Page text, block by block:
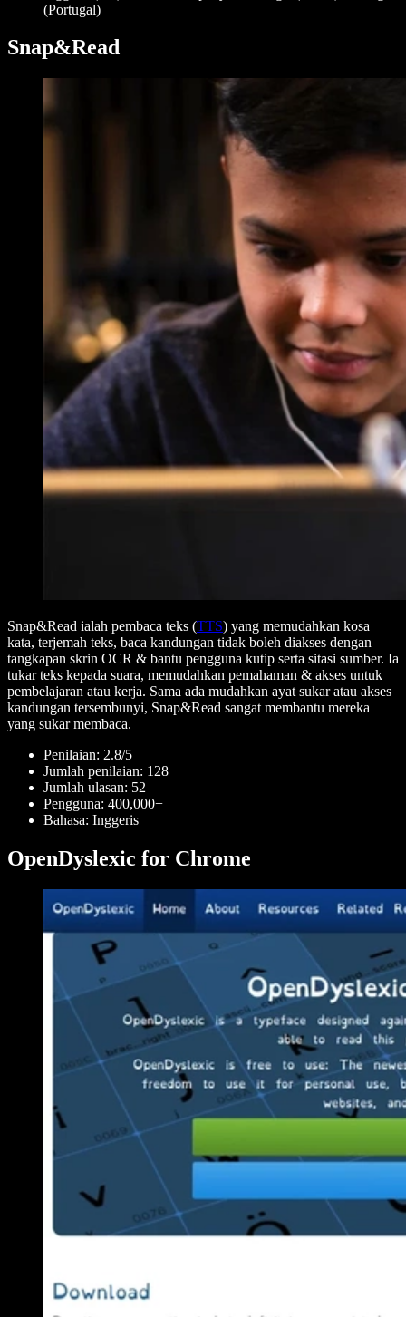
(Portugal)
Snap&Read
Snap&Read ialah pembaca teks (TTS) yang memudahkan kosa
kata, terjemah teks, baca kandungan tidak boleh diakses dengan
tangkapan skrin OCR & bantu pengguna kutip serta sitasi sumber. Ia
tukar teks kepada suara, memudahkan pemahaman & akses untuk
pembelajaran atau kerja. Sama ada mudahkan ayat sukar atau akses
kandungan tersembunyi, Snap&Read sangat membantu mereka
yang sukar membaca.
Penilaian: 2.8/5
Jumlah penilaian: 128
Jumlah ulasan: 52
Pengguna: 400,000+
Bahasa: Inggeris
OpenDyslexic for Chrome